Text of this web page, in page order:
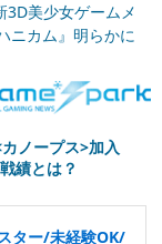
3D美少女ゲームメ
ニカム』明らかに
ノープス>加入
績とは？
ター/未経験OK/